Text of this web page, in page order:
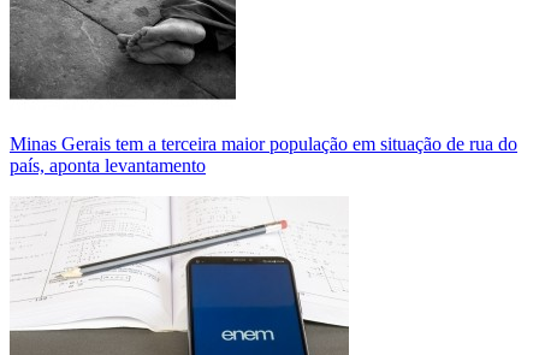
Minas Gerais tem a terceira maior população em situação de rua do
país, aponta levantamento